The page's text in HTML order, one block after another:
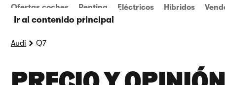
Ir al contenido principal
Ofertas coches Renting Eléctricos Híbridos
Audi Q7